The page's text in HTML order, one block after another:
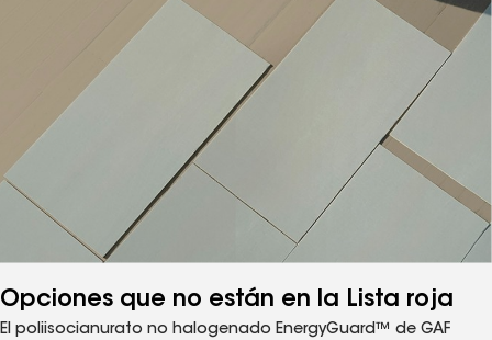
Opciones que no están en la Lista roja
El poliisocianurato no halogenado EnergyGuard™ de GAF